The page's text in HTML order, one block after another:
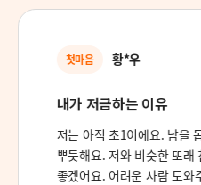
후원의 기쁨 ***
새로운 육아의 시작
육아를 한 지도 까마득한데,
만나서 너무 좋아요. 앞으로
자라갈지 기대하며 기도하